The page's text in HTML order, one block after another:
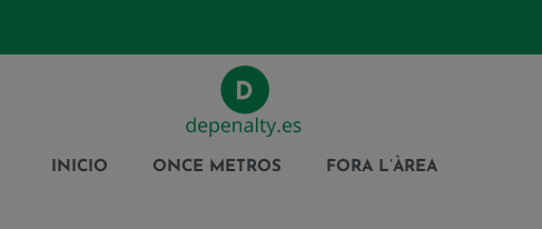
INICIO ONCE METROS FORA L’ÀREA